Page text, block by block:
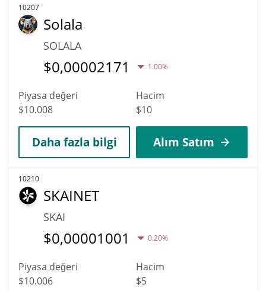
10207
Solala
SOLALA
$0,00002171 1.00%
Piyasa değeri
$10.008
Hacim
$10
Daha fazla bilgi Alım Satım
10210
SKAINET
SKAI
$0,00001001 0.20%
Piyasa değeri
$10.006
Hacim
$5